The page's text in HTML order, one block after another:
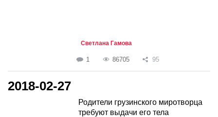
Светлана Гамова
1 86705 95
2018-02-27
Родители грузинского миротворца
требуют выдачи его тела